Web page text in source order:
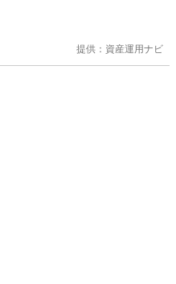
提供：資産運用ナビ